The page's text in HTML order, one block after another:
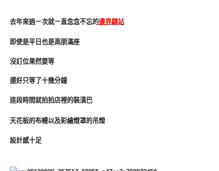
去年來過ㄧ次就ㄧ直念念不忘的邊界驛站
即使是平日也是高朋滿座
沒訂位果然要等
還好只等了十幾分鐘
這段時間就拍拍店裡的裝潢巴
天花板的布幔以及彩繪燈罩的吊燈
設計感十足